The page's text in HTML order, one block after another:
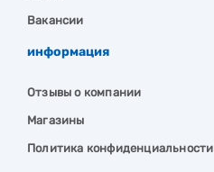
Вакансии
информация
Отзывы о компании
Магазины
Политика конфиденциальности